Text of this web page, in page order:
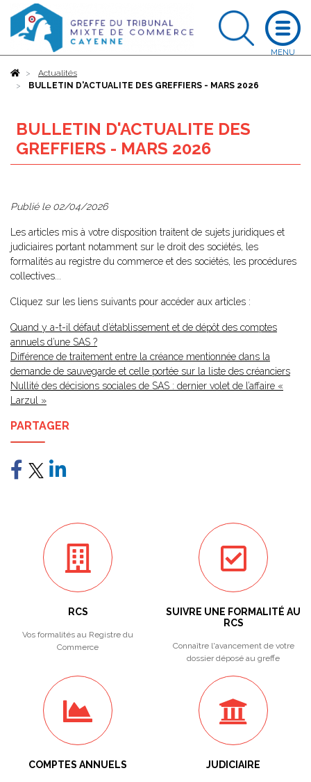
AccueilActualités
BULLETIN D'ACTUALITE DES GREFFIERS - MARS 2026
BULLETIN D'ACTUALITE DES
GREFFIERS - MARS 2026
Publié le 02/04/2026
Les articles mis à votre disposition traitent de sujets juridiques et
judiciaires portant notamment sur le droit des sociétés, les
formalités au registre du commerce et des sociétés, les procédures
collectives...
Cliquez sur les liens suivants pour accéder aux articles :
Quand y a-t-il défaut d’établissement et de dépôt des comptes
annuels d’une SAS ?
Différence de traitement entre la créance mentionnée dans la
demande de sauvegarde et celle portée sur la liste des créanciers
Nullité des décisions sociales de SAS : dernier volet de l’affaire «
Larzul »
PARTAGER
RCS
Vos formalités au Registre du
Commerce
SUIVRE UNE FORMALITÉ AU
RCS
Connaître l'avancement de votre
dossier déposé au greffe
COMPTES ANNUELS JUDICIAIRE